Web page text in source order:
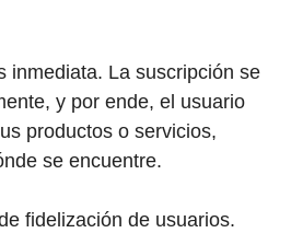
inmediata. La suscripción se
y por ende, el usuario
productos o servicios,
se encuentre.
fidelización de usuarios.